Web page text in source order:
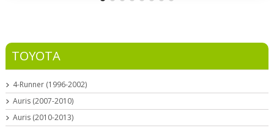
TOYOTA
4-Runner (1996-2002)
Auris (2007-2010)
Auris (2010-2013)